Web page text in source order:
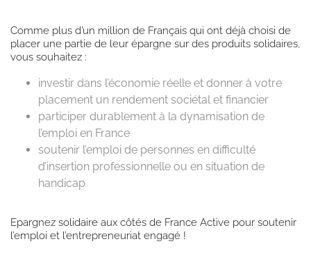
Comme plus d’un million de Français qui ont déjà choisi de
placer une partie de leur épargne sur des produits solidaires,
vous souhaitez :
investir dans l’économie réelle et donner à votre
placement un rendement sociétal et financier
participer durablement à la dynamisation de
l’emploi en France
soutenir l’emploi de personnes en difficulté
d’insertion professionnelle ou en situation de
handicap
Epargnez solidaire aux côtés de France Active pour soutenir
l’emploi et l’entrepreneuriat engagé !